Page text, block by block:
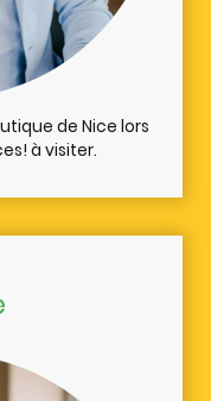
de Nice lors
à visiter.